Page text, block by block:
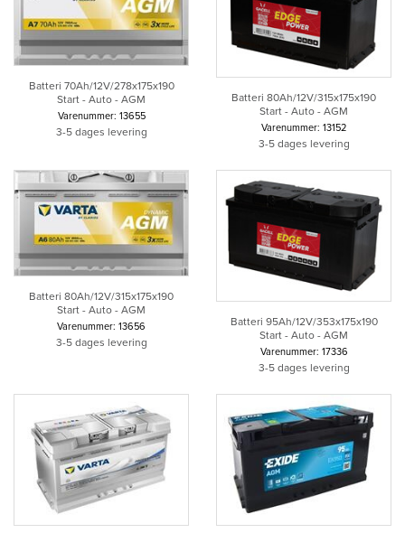
Batteri 70Ah/12V/278x175x190
Start - Auto - AGM
Varenummer: 13655
3-5 dages levering
Batteri 80Ah/12V/315x175x190
Start - Auto - AGM
Varenummer: 13152
3-5 dages levering
Batteri 80Ah/12V/315x175x190
Start - Auto - AGM
Varenummer: 13656
3-5 dages levering
Batteri 95Ah/12V/353x175x190
Start - Auto - AGM
Varenummer: 17336
3-5 dages levering